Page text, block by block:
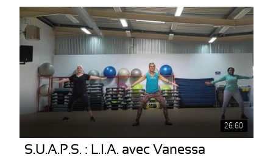
26:60
S.U.A.P.S. : L.I.A. avec Vanessa